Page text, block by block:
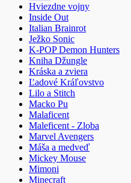
Hviezdne vojny
Inside Out
Italian Brainrot
Ježko Sonic
K-POP Demon Hunters
Kniha Džungle
Kráska a zviera
Ľadové Kráľovstvo
Lilo a Stitch
Macko Pu
Malaficent
Maleficent - Zloba
Marvel Avengers
Máša a medveď
Mickey Mouse
Mimoni
Minecraft